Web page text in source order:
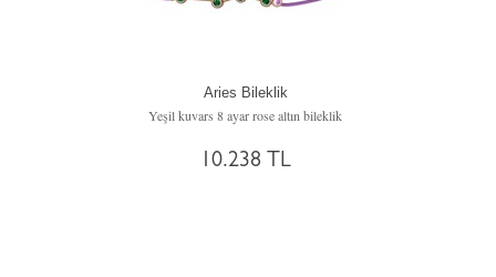
Aries Bileklik
Yeşil kuvars 8 ayar rose altın bileklik
10.238 TL